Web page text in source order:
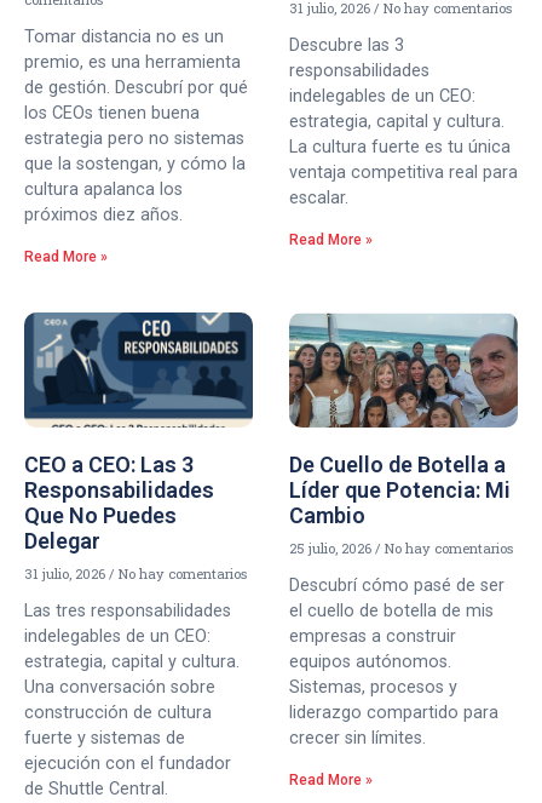
Tomar distancia no es un
premio, es una herramienta
de gestión. Descubrí por qué
los CEOs tienen buena
estrategia pero no sistemas
que la sostengan, y cómo la
cultura apalanca los
próximos diez años.
Read More »
31 julio, 2026 No hay comentarios
Descubre las 3
responsabilidades
indelegables de un CEO:
estrategia, capital y cultura.
La cultura fuerte es tu única
ventaja competitiva real para
escalar.
Read More »
CEO a CEO: Las 3
Responsabilidades
Que No Puedes
Delegar
31 julio, 2026 No hay comentarios
Las tres responsabilidades
indelegables de un CEO:
estrategia, capital y cultura.
Una conversación sobre
construcción de cultura
fuerte y sistemas de
ejecución con el fundador
de Shuttle Central.
De Cuello de Botella a
Líder que Potencia: Mi
Cambio
25 julio, 2026 No hay comentarios
Descubrí cómo pasé de ser
el cuello de botella de mis
empresas a construir
equipos autónomos.
Sistemas, procesos y
liderazgo compartido para
crecer sin límites.
Read More »